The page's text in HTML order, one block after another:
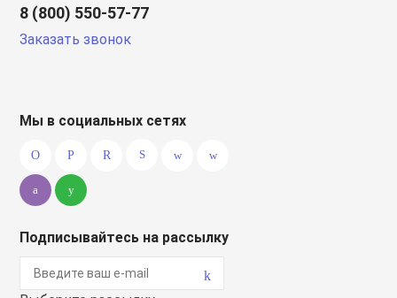
8 (800) 550-57-77
Заказать звонок
Мы в социальных сетях
Подписывайтесь на рассылку